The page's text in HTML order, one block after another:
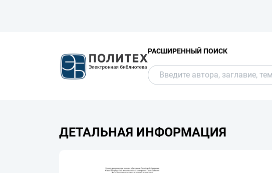
РАСШИРЕННЫЙ ПОИСК
ДЕТАЛЬНАЯ ИНФОРМАЦИЯ